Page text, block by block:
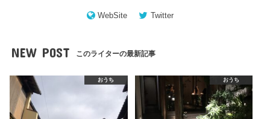
WebSite Twitter
NEW POST このライターの最新記事
おうち おうち